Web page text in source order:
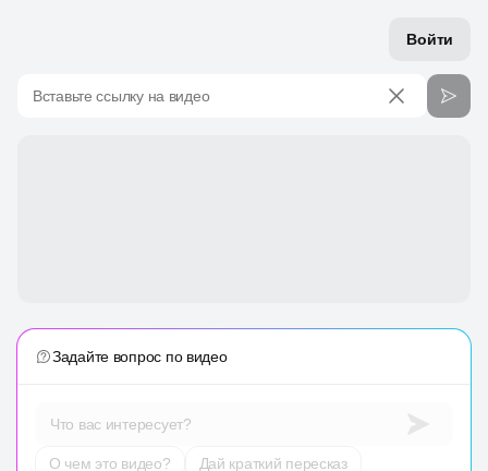
Войти
Вставьте ссылку на видео
Задайте вопрос по видео
Что вас интересует?
О чем это видео?
Дай краткий пересказ